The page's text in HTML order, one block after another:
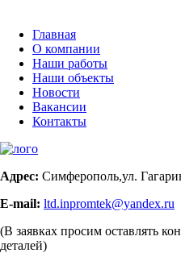
Главная
О компании
Наши работы
Наши объекты
Новости
Вакансии
Контакты
Адрес: Симферополь,ул.
E-mail: ltd.inpromtek@yandex.ru
(В заявках просим оставлять
деталей)